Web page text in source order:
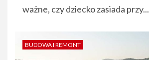
ważne, czy dziecko zasiada przy...
BUDOWA I REMONT